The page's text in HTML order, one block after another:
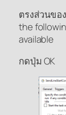
ตรงส่วนขอ
the
available
กดปุ่ม OK